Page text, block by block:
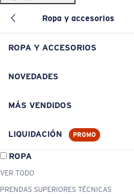
Ropa y accesorios
ROPA Y ACCESORIOS
NOVEDADES
MÁS VENDIDOS
LIQUIDACIÓN PROMO
ROPA
VER TODO
PRENDAS SUPERIORES TÉCNICAS